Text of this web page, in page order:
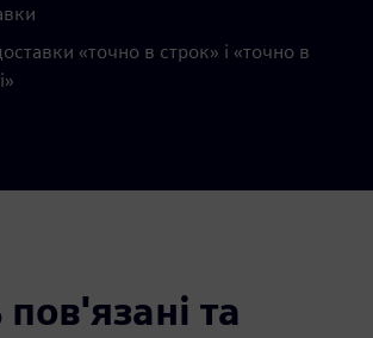
«точно в строк» і «точно в
пов'язані та